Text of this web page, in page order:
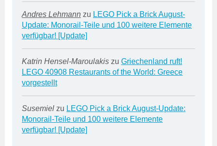
Andres Lehmann zu LEGO Pick a Brick August-
Update: Monorail-Teile und 100 weitere Elemente
verfügbar! [Update]
Katrin Hensel-Maroulakis zu Griechenland ruft!
LEGO 40908 Restaurants of the World: Greece
vorgestellt
Susemiel zu LEGO Pick a Brick August-Update:
Monorail-Teile und 100 weitere Elemente
verfügbar! [Update]